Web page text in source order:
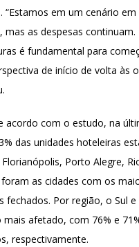
“Estamos em um cenário
mas as despesas continuam.
é fundamental para
de início de volta às
acordo com o estudo, na
das unidades hoteleiras
Porto Alegre,
as cidades com os
fechados. Por região, o Sul
afetado, com 76% e
respectivamente.